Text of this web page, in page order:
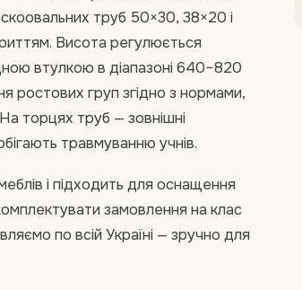
труб 50×30, 38×20 і
Висота регулюється
втулкою в діапазоні 640–820
ростових груп згідно з нормами,
торцях труб — зовнішні
травмуванню учнів.
і підходить для оснащення
замовлення на клас
по всій Україні — зручно для